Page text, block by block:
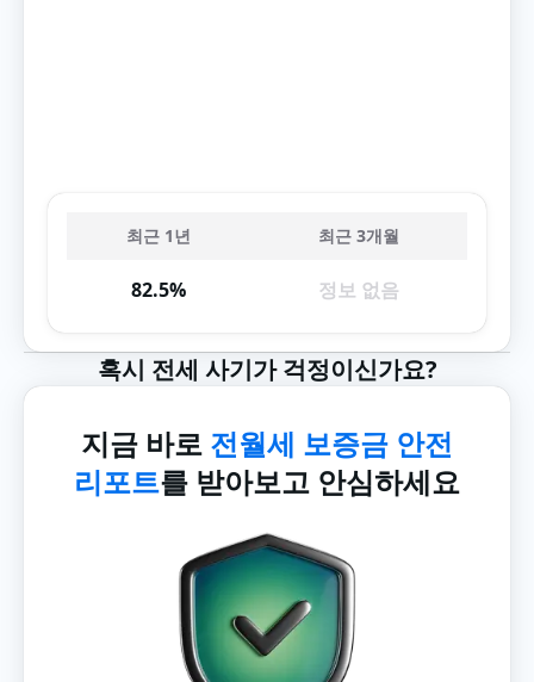
최근 1년 최근 3개월
82.5% 정보 없음
혹시 전세 사기가 걱정이신가요?
지금 바로 전월세 보증금 안전
리포트를 받아보고 안심하세요